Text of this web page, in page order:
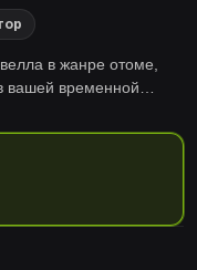
в жанре отоме,
вашей временной
принцы из прошлого,
в ваше время, чтобы